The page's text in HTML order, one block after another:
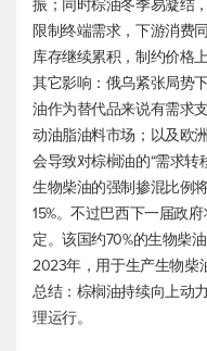
振；同时棕油冬季易凝结
限制终端需求，下游消费
库存继续累积，制约价格上
其它影响：俄乌紧张局势
油作为替代品来说有需求
动油脂油料市场；以及欧
会导致对棕榈油的“需求转
生物柴油的强制掺混比例
15%。不过巴西下一届政
定。该国约70%的生物柴
2023年，用于生产生物柴
总结：棕榈油持续向上动
理运行。